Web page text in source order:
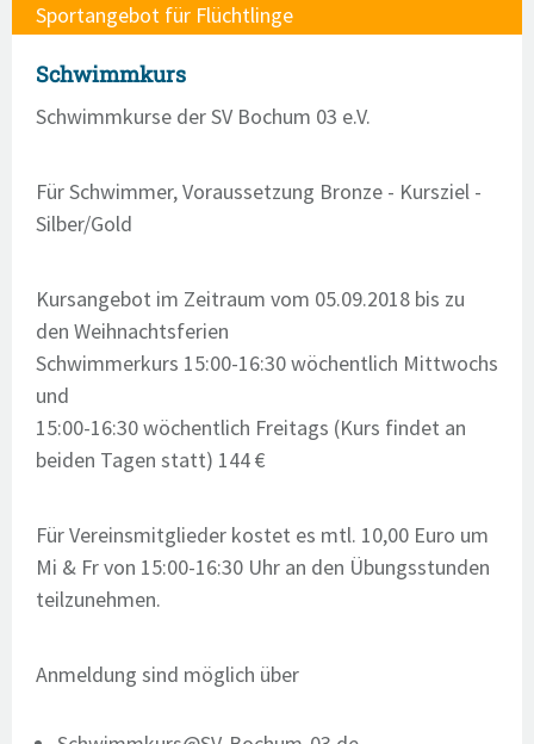
Sportangebot für Flüchtlinge
Schwimmkurs
Schwimmkurse der SV Bochum 03 e.V.
Für Schwimmer, Voraussetzung Bronze - Kursziel -
Silber/Gold
Kursangebot im Zeitraum vom 05.09.2018 bis zu
den Weihnachtsferien
Schwimmerkurs 15:00-16:30 wöchentlich Mittwochs
und
15:00-16:30 wöchentlich Freitags (Kurs findet an
beiden Tagen statt) 144 €
Für Vereinsmitglieder kostet es mtl. 10,00 Euro um
Mi & Fr von 15:00-16:30 Uhr an den Übungsstunden
teilzunehmen.
Anmeldung sind möglich über